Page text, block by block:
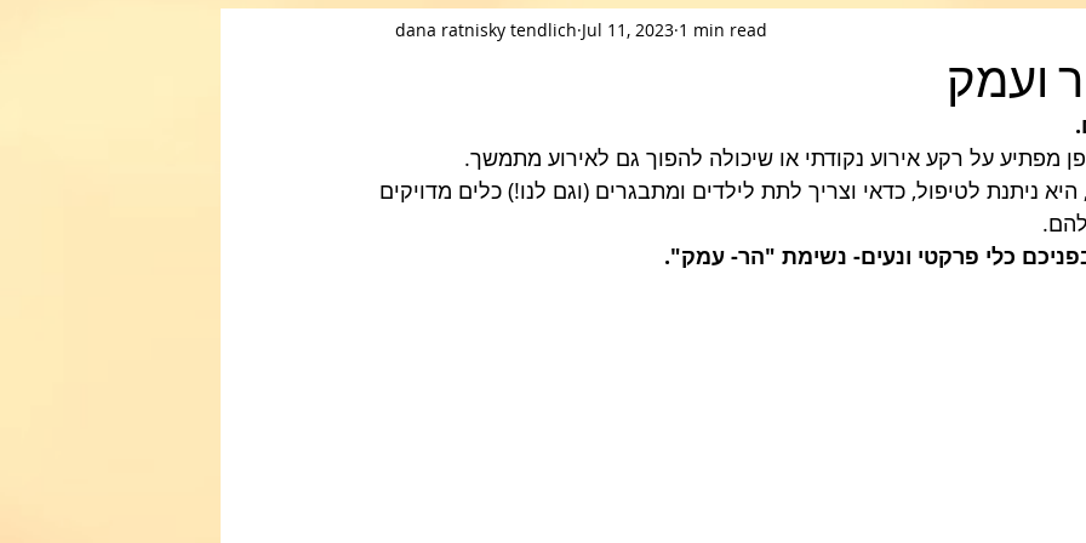
ועמק
dana ratnisky tendlich Jul 11, 2023 1 min read
ניתנת לטיפול, כדאי וצריך לתת לילדים ומתבגרים (וגם לנו!) כלים מדויקים
כלי פרקטי ונעים- נשימת "הר- עמק".